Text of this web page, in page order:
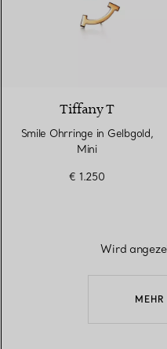
Tiffany T
Smile Ohrringe in Gelbgold,
Mini
€ 1.250
MEHR
Wird